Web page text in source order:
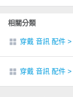
相關分類
穿戴 音訊 配件 >
穿戴 音訊 配件 >